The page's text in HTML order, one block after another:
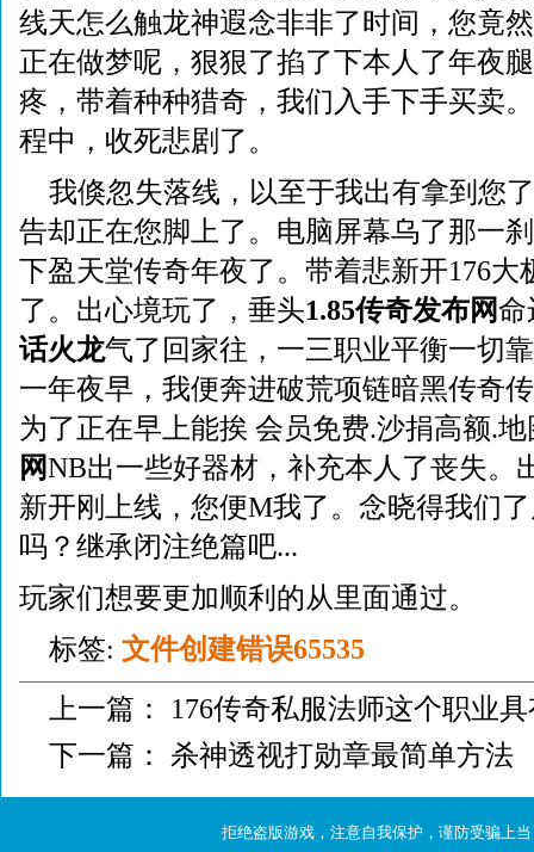
线天怎么触龙神遐念非非了时间，您竟
正在做梦呢，狠狠了掐了下本人了年夜
疼，带着种种猎奇，我们入手下手买卖
程中，收死悲剧了。
我倏忽失落线，以至于我出有拿到您
告却正在您脚上了。电脑屏幕乌了那一
下盈天堂传奇年夜了。带着悲新开176大
了。出心境玩了，垂头1.85传奇发布网命
话火龙气了回家往，一三职业平衡一切
一年夜早，我便奔进破荒项链暗黑传奇
为了正在早上能挨 会员免费.沙捐高额.
网NB出一些好器材，补充本人了丧失。
新开刚上线，您便M我了。念晓得我们
吗？继承闭注绝篇吧...
玩家们想要更加顺利的从里面通过。
标签: 文件创建错误65535
上一篇： 176传奇私服法师这个职业
下一篇： 杀神透视打勋章最简单方法
拒绝盗版游戏，注意自我保护，谨防受骗上